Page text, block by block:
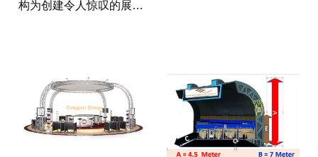
构为创建令人惊叹的展示
会议和其他促销活动的首
选。